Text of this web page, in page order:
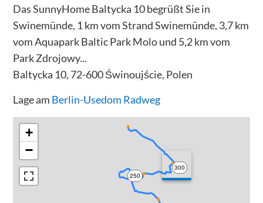
Das SunnyHome Baltycka 10 begrüßt Sie in
Swinemünde, 1 km vom Strand Swinemünde, 3,7 km
vom Aquapark Baltic Park Molo und 5,2 km vom
Park Zdrojowy...
Baltycka 10, 72-600 Świnoujście, Polen
Lage am Berlin-Usedom Radweg
250
300
+
−